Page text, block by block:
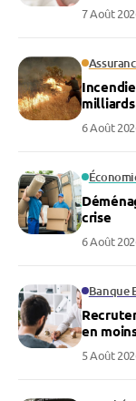
7 Août
milliards
6 Août
crise
6 Août
Banque
en
5 Août